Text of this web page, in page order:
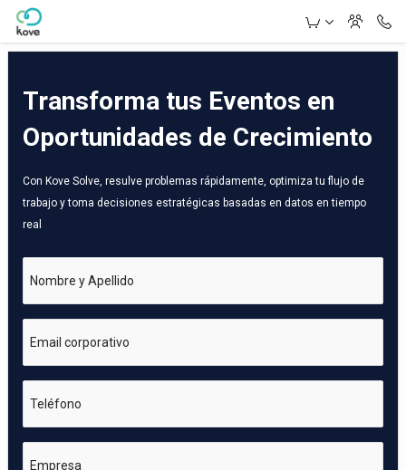
Skip to Main Content
Transforma tus Eventos en
Oportunidades de Crecimiento
Con Kove Solve, resulve problemas rápidamente, optimiza tu flujo de
trabajo y toma decisiones estratégicas basadas en datos en tiempo
real
Nombre y Apellido
Email corporativo
Teléfono
Empresa